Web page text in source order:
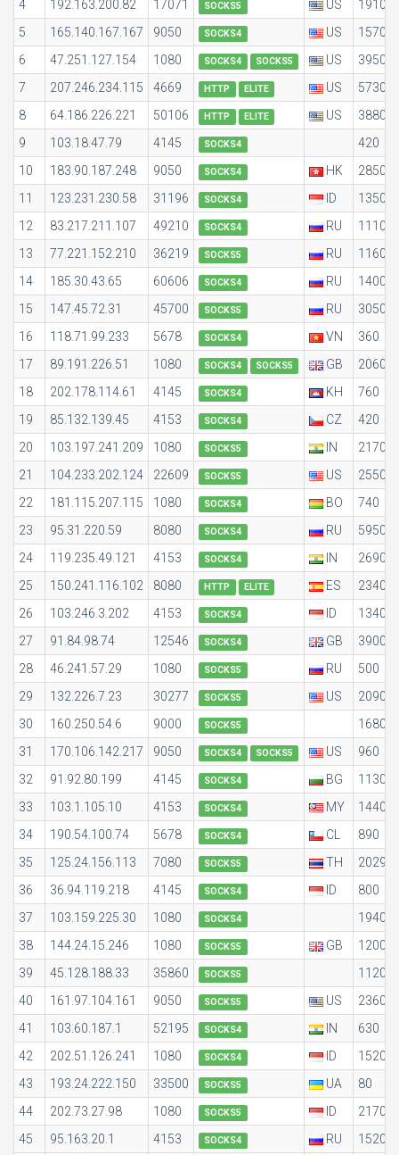
4
192.163.200.82 17071 SOCKS5 US
1910
5
165.140.167.167 9050 SOCKS4 US
1570
6
47.251.127.154 1080 SOCKS4 SOCKS5 US
3950
7
207.246.234.115 4669 HTTP ELITE US
5730
8
64.186.226.221 50106 HTTP ELITE US
3880
9
103.18.47.79 4145 SOCKS4
420
10
183.90.187.248 9050 SOCKS4 HK
2850
11
123.231.230.58 31196 SOCKS4 ID
1350
12
83.217.211.107 49210 SOCKS4 RU
1110
13
77.221.152.210 36219 SOCKS5 RU
1160
14
185.30.43.65 60606 SOCKS4 RU
1400
15
147.45.72.31 45700 SOCKS5 RU
3050
16
118.71.99.233 5678 SOCKS4 VN
360
17
89.191.226.51 1080 SOCKS4 SOCKS5 GB
2060
18
202.178.114.61 4145 SOCKS4 KH
760
19
85.132.139.45 4153 SOCKS4 CZ
420
20
103.197.241.209 1080 SOCKS5 IN
2170
21
104.233.202.124 22609 SOCKS5 US
2550
22
181.115.207.115 1080 SOCKS4 BO
740
23
95.31.220.59 8080 SOCKS4 RU
5950
24
119.235.49.121 4153 SOCKS4 IN
2690
25
150.241.116.102 8080 HTTP ELITE ES
2340
26
103.246.3.202 4153 SOCKS4 ID
1340
27
91.84.98.74 12546 SOCKS4 GB
3900
28
46.241.57.29 1080 SOCKS5 RU
500
29
132.226.7.23 30277 SOCKS5 US
2090
30
160.250.54.6 9000 SOCKS5
1680
31
170.106.142.217 9050 SOCKS4 SOCKS5 US
960
32
91.92.80.199 4145 SOCKS4 BG
1130
33
103.1.105.10 4153 SOCKS4 MY
1440
34
190.54.100.74 5678 SOCKS4 CL
890
35
125.24.156.113 7080 SOCKS5 TH
2029
36
36.94.119.218 4145 SOCKS4 ID
800
37
103.159.225.30 1080 SOCKS4
1940
38
144.24.15.246 1080 SOCKS5 GB
1200
39
45.128.188.33 35860 SOCKS5
1120
40
161.97.104.161 9050 SOCKS5 US
2360
41
103.60.187.1 52195 SOCKS4 IN
630
42
202.51.126.241 1080 SOCKS4 ID
1520
43
193.24.222.150 33500 SOCKS5 UA
80
44
202.73.27.98 1080 SOCKS5 ID
2170
45
95.163.20.1 4153 SOCKS4 RU 1520